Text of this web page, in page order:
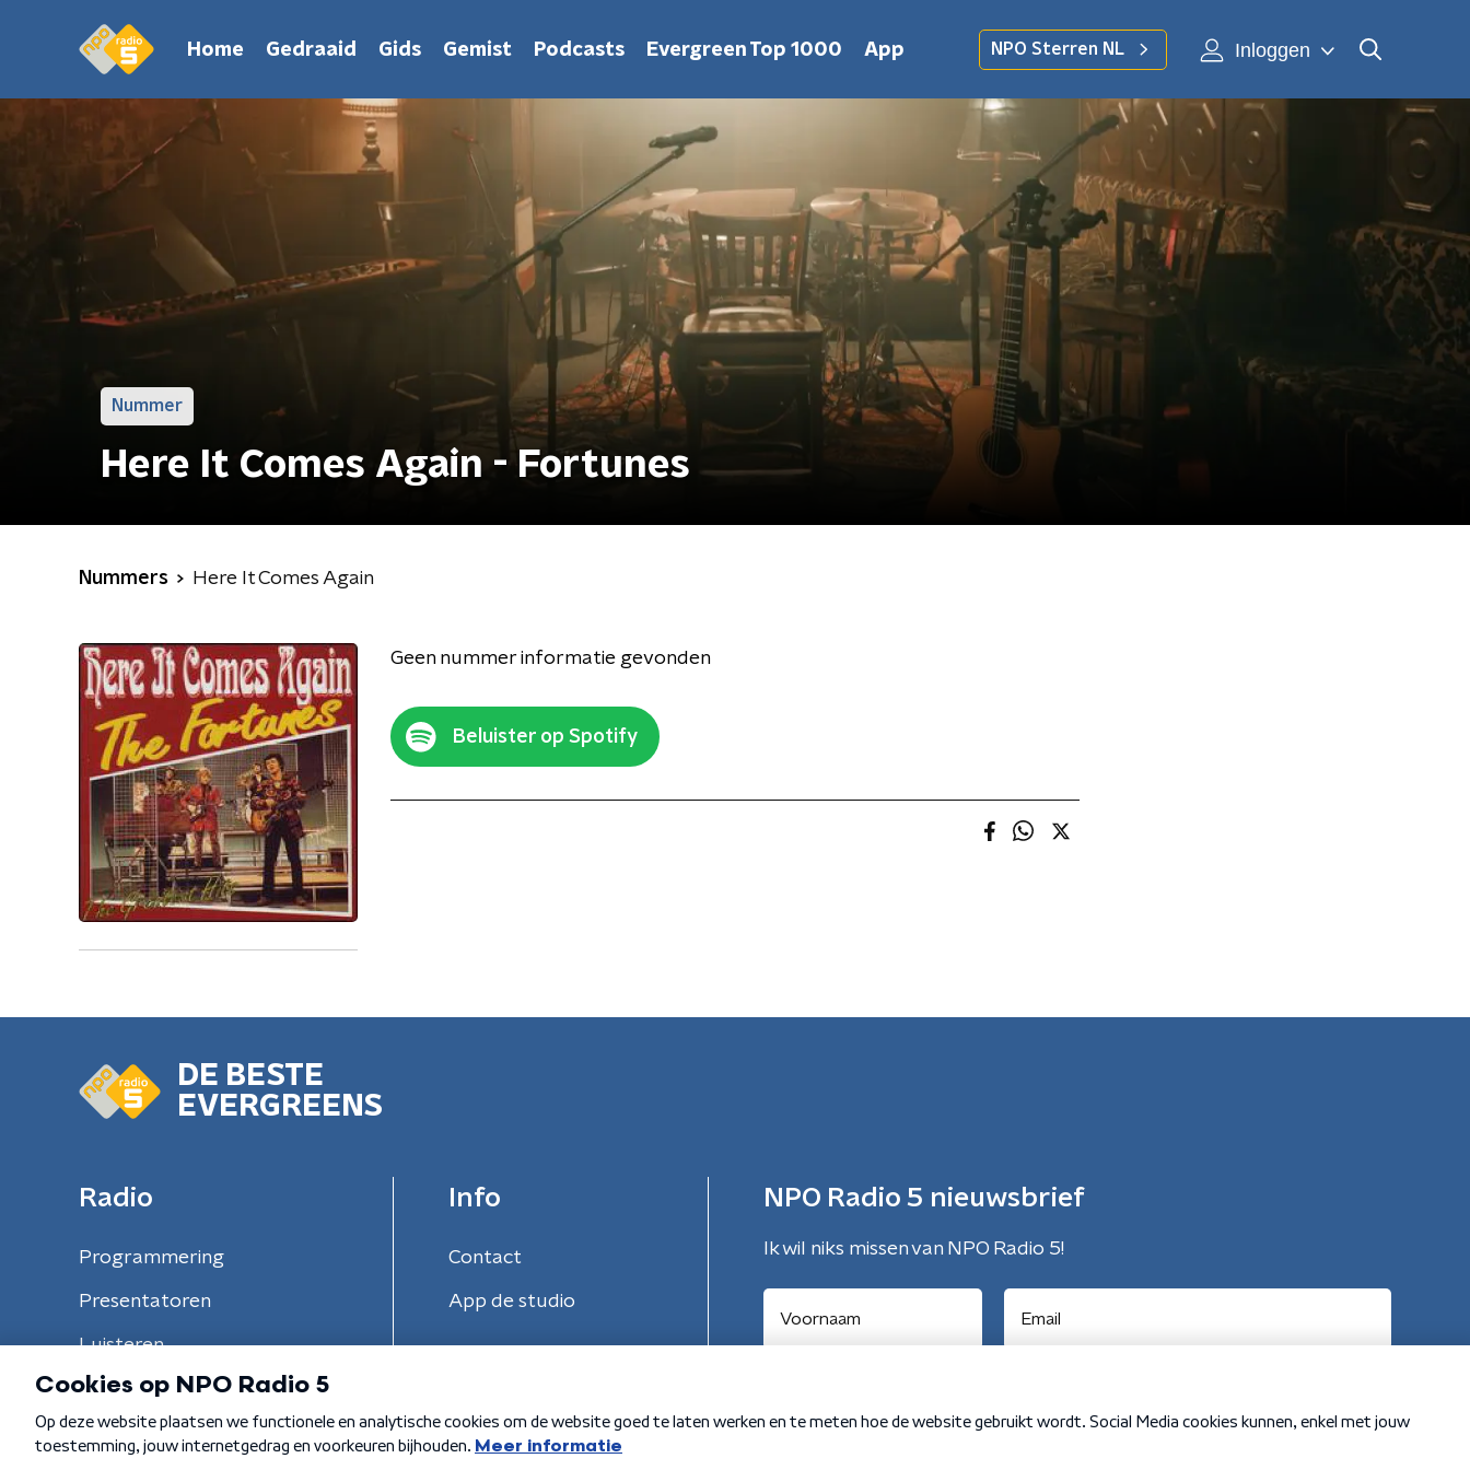
Home Gedraaid Gids Gemist Podcasts Evergreen Top 1000 App NPO Sterren NL Inloggen
Nummer
Here It Comes Again - Fortunes
Nummers Here It Comes Again
Geen nummer informatie gevonden
Beluister op Spotify
DE BESTE
EVERGREENS
Radio
Programmering
Presentatoren
Luisteren
Info
Contact
App de studio
NPO Radio 5 nieuwsbrief
Ik wil niks missen van NPO Radio 5!
Algemene voorwaarden Privacybeleid